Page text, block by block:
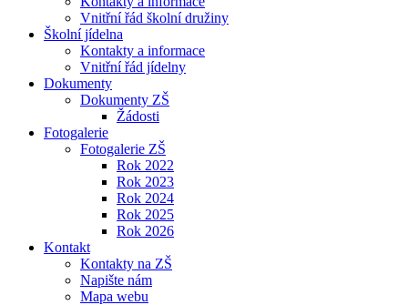
Vnitřní řád školní družiny
Školní jídelna
Kontakty a informace
Vnitřní řád jídelny
Dokumenty
Dokumenty ZŠ
Žádosti
Fotogalerie
Fotogalerie ZŠ
Rok 2022
Rok 2023
Rok 2024
Rok 2025
Rok 2026
Kontakt
Kontakty na ZŠ
Napište nám
Mapa webu